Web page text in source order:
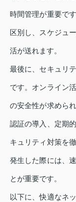
時間管理が重要で
区別し、スケジュ
活が送れます。
最後に、セキュリ
です。オンライン
の安全性が求めら
認証の導入、定期
キュリティ対策を
発生した際には、
とが重要です。
以下に、快適なネ